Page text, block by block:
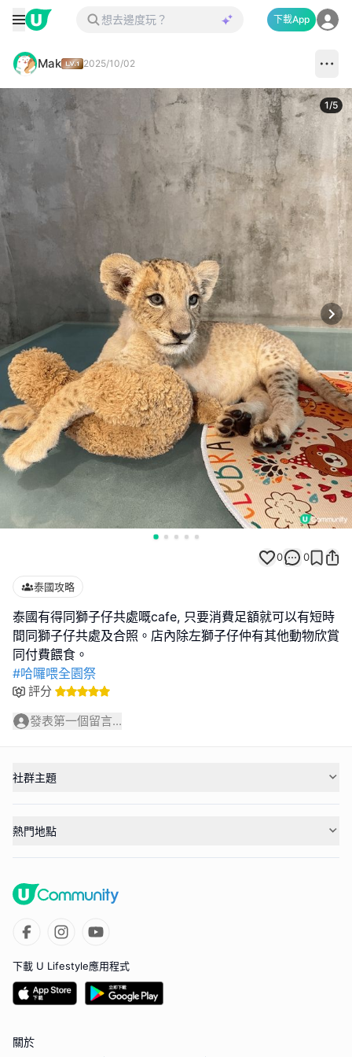
下載App
Mak 2025/10/02
1/5
0 0
泰國攻略
泰國有得同獅子仔共處嘅cafe, 只要消費足額就可以有短時
間同獅子仔共處及合照。店內除左獅子仔仲有其他動物欣賞
#哈囉喂全園祭
評分
發表第一個留言...
社群主題
熱門地點
下載 U Lifestyle應用程式
關於